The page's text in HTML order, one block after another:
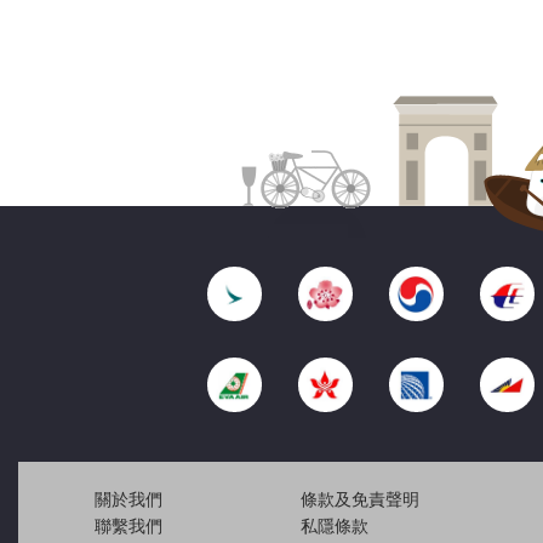
關於我們
聯繫我們
條款及免責聲明
私隱條款